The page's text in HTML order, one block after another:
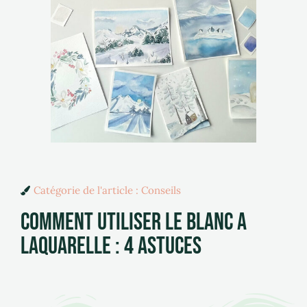
Catégorie de l'article : Conseils
COMMENT UTILISER LE BLANC A
LAQUARELLE : 4 ASTUCES